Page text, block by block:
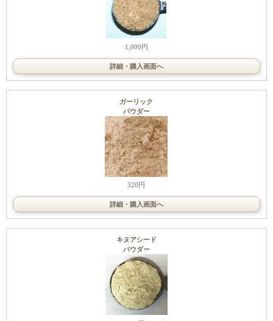
1,000円
詳細・購入画面へ
ガーリック
パウダー
320円
詳細・購入画面へ
キヌアシード
パウダー